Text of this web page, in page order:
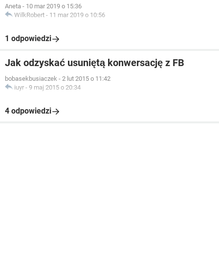
Aneta - 10 mar 2019 o 15:36
WilkRobert - 11 mar 2019 o 10:56
1 odpowiedzi
Jak odzyskać usuniętą konwersację z FB
bobasekbusiaczek - 2 lut 2015 o 11:42
iuyr - 9 maj 2015 o 20:34
4 odpowiedzi